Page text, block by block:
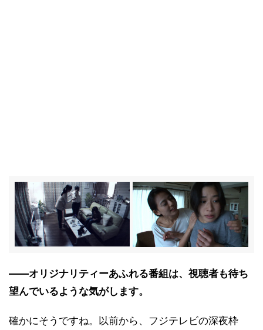
――オリジナリティーあふれる番組は、視聴者も待ち
望んでいるような気がします。
確かにそうですね。以前から、フジテレビの深夜枠